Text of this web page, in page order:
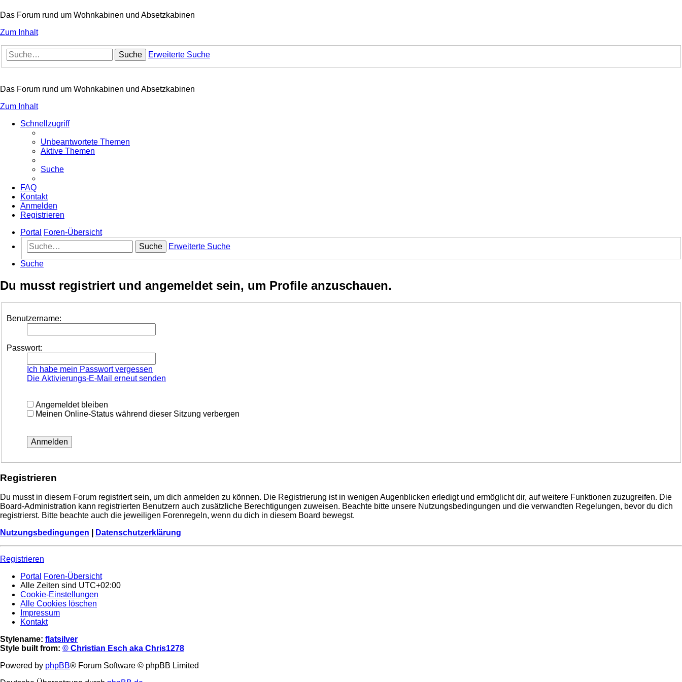
Das Forum rund um Wohnkabinen und Absetzkabinen
Zum Inhalt
Suche Erweiterte Suche
Das Forum rund um Wohnkabinen und Absetzkabinen
Zum Inhalt
Schnellzugriff
Unbeantwortete Themen
Aktive Themen
Suche
FAQ
Kontakt
Anmelden
Registrieren
Portal
Foren-Übersicht
Suche
Erweiterte Suche
Suche
Du musst registriert und angemeldet sein, um Profile anzuschauen.
Benutzername:
Passwort:
Ich habe mein Passwort vergessen
Die Aktivierungs-E-Mail erneut senden
Angemeldet bleiben
Meinen Online-Status während dieser Sitzung verbergen
Registrieren
Du musst in diesem Forum registriert sein, um dich anmelden zu können. Die Registrierung ist in wenigen Augenblicken erledigt und ermöglicht dir, auf weitere Funktionen zuzugreifen. Die
Board-Administration kann registrierten Benutzern auch zusätzliche Berechtigungen zuweisen. Beachte bitte unsere Nutzungsbedingungen und die verwandten Regelungen, bevor du dich
registrierst. Bitte beachte auch die jeweiligen Forenregeln, wenn du dich in diesem Board bewegst.
Nutzungsbedingungen
Datenschutzerklärung
Registrieren
Portal Foren-Übersicht
Alle Zeiten sind UTC+02:00
Cookie-Einstellungen
Alle Cookies löschen
Impressum
Kontakt
Stylename: flatsilver
Style built from: © Christian Esch aka Chris1278
Powered by phpBB® Forum Software © phpBB Limited